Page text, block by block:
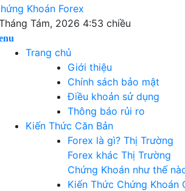
Khoán
chia sẻ về Chứng Khoán và Forex
Tám, 2026 4:53 chiều
Trang chủ
Giới thiệu
Chính sách bảo mật
Điều khoản sử dụng
Thông báo rủi ro
Kiến Thức Căn Bản
Forex là gì? Thị Trường
Forex khác Thị Trường
Chứng Khoán như thế
Kiến Thức Chứng Khoán